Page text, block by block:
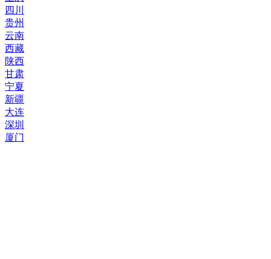
四川
贵州
云南
西藏
陕西
甘肃
宁夏
新疆
大连
深圳
厦门